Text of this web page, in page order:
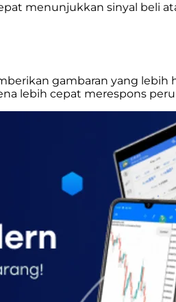
menunjukkan sinyal beli
gambaran yang
lebih cepat merespons